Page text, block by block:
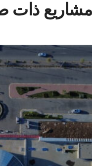
مشاريع ذات